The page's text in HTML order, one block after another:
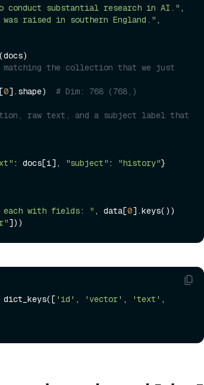
conduct substantial research in AI." ,
raised in southern England." ,
matching the collection that we just
0].shape) # Dim: 768 (768,)
raw text, and a subject label that
: docs[i], "subject" : "history"}
with fields: " , data[0
'id' , 'vector' , 'text'